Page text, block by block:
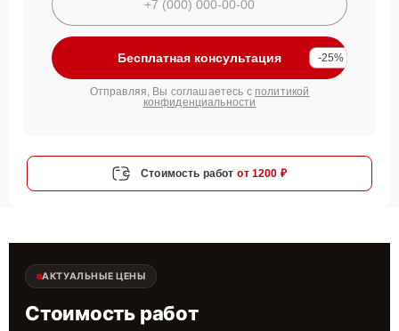
Бесплатная консультация -25%
Отправляя, Вы соглашаетесь с политикой
конфиденциальности
Стоимость работ от 1200 ₽
АКТУАЛЬНЫЕ ЦЕНЫ
Стоимость работ